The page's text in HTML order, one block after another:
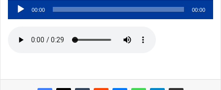
Audio
Player
00:00 00:00